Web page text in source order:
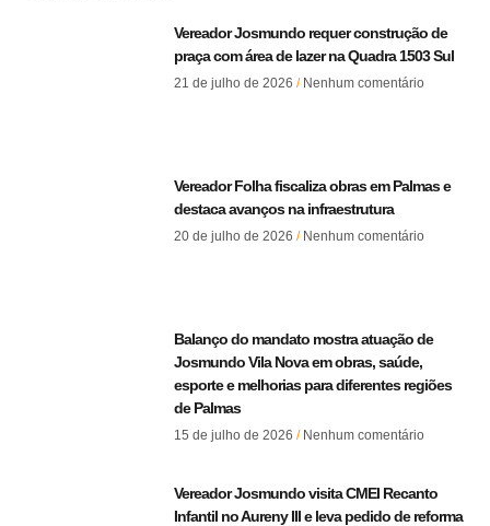
Vereador Josmundo requer construção de
praça com área de lazer na Quadra 1503 Sul
21 de julho de 2026 Nenhum comentário
Vereador Folha fiscaliza obras em Palmas e
destaca avanços na infraestrutura
20 de julho de 2026 Nenhum comentário
Balanço do mandato mostra atuação de
Josmundo Vila Nova em obras, saúde,
esporte e melhorias para diferentes regiões
de Palmas
15 de julho de 2026 Nenhum comentário
Vereador Josmundo visita CMEI Recanto
Infantil no Aureny III e leva pedido de reforma